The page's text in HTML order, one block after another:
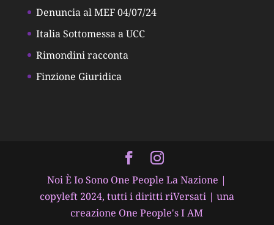
Denuncia al MEF 04/07/24
Italia Sottomessa a UCC
Rimondini racconta
Finzione Giuridica
Noi È Io Sono One People La Nazione |
copyleft 2024, tutti i diritti riVersati | una
creazione One People's I AM